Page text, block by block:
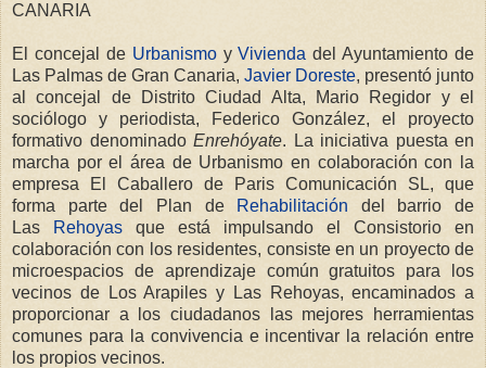
CANARIA
El concejal de UrbanismoyVivienda del Ayuntamiento de
Las Palmas de Gran Canaria, Javier Doreste, presentó junto
al concejal de Distrito Ciudad Alta, Mario Regidor y el
sociólogo y periodista, Federico González, el proyecto
formativo denominado Enrehóyate. La iniciativa puesta en
marcha por el área de Urbanismo en colaboración con la
empresa El Caballero de Paris Comunicación SL, que
forma parte del Plan de
Rehabilitación del barrio de
Las
Rehoyas que está impulsando el Consistorio en
colaboración con los residentes, consiste en un proyecto de
microespacios de aprendizaje común gratuitos para los
vecinos de Los Arapiles y Las Rehoyas, encaminados a
proporcionar a los ciudadanos las mejores herramientas
comunes para la convivencia e incentivar la relación entre
los propios vecinos.